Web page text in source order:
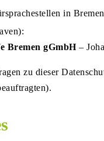
in
Bremen gGmbH–
zu dieser